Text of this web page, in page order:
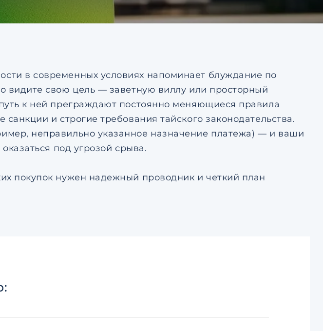
в современных условиях напоминает блуждание по
видите свою цель — заветную виллу или просторный
к ней преграждают постоянно меняющиеся правила
санкции и строгие требования тайского законодательства.
неправильно указанное назначение платежа) — и ваши
под угрозой срыва.
покупок нужен надежный проводник и четкий план
персональных данных
Я даю согласие на направление
Ответить на почту